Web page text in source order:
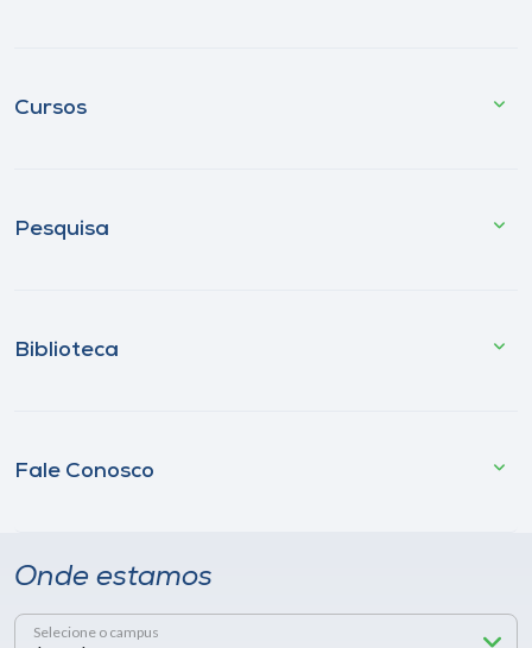
Cursos
Pesquisa
Biblioteca
Fale Conosco
Onde estamos
Selecione o campus